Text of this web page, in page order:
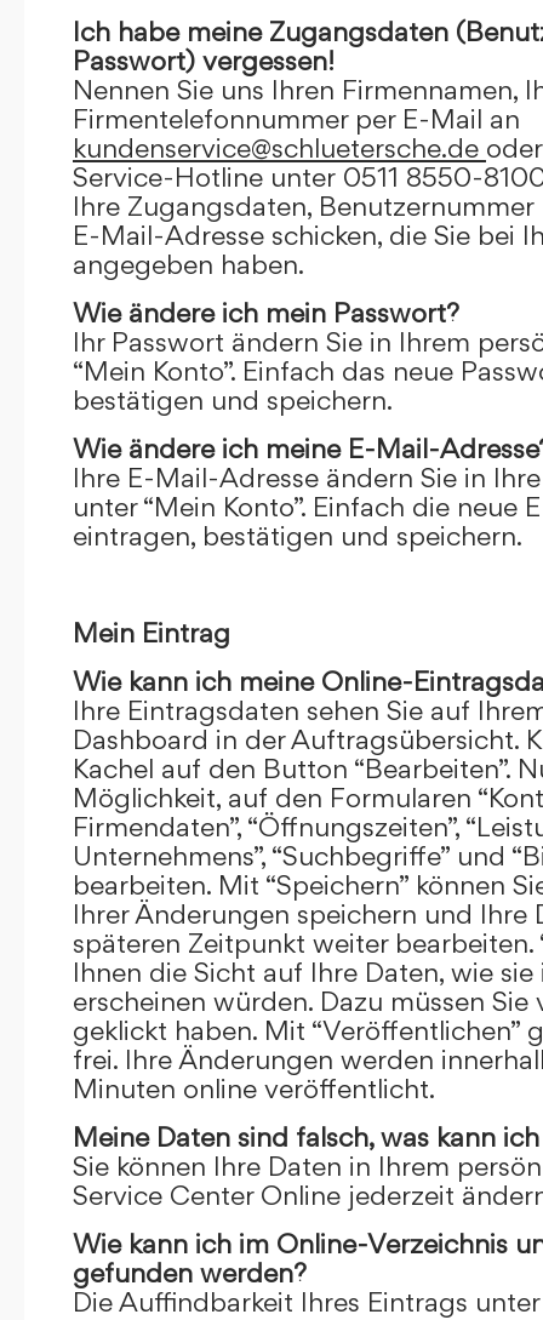
Ich habe meine Zugangsdaten
Passwort) vergessen!
Nennen Sie uns Ihren Firmennamen,
Firmentelefonnummer per E-Mail an
kundenservice@schluetersche.de
Service-Hotline unter 0511 8550-
Ihre Zugangsdaten,
E-Mail-Adresse schicken, die Sie bei
angegeben haben.
Wie ändere ich mein Passwort?
Ihr Passwort ändern Sie in Ihrem
“Mein Konto”. Einfach das neue
bestätigen und speichern.
Wie ändere ich meine E-Mail-
Ihre E-Mail-Adresse ändern Sie in
unter “Mein Konto”. Einfach die neue
eintragen, bestätigen und speichern.
Mein Eintrag
Wie kann ich meine Online-
Ihre Eintragsdaten sehen Sie auf
Dashboard in der Auftragsübersicht.
Kachel auf den Button “Bearbeiten”.
Möglichkeit, auf den Formularen
Firmendaten”, “Öffnungszeiten”,
Unternehmens”, “Suchbegriffe” und
bearbeiten. Mit “Speichern” können
Ihrer Änderungen speichern und Ihre
späteren Zeitpunkt weiter bearbeiten.
Ihnen die Sicht auf Ihre Daten, wie
erscheinen würden. Dazu müssen Sie
geklickt haben. Mit “Veröffentlichen”
frei. Ihre Änderungen werden
Minuten online veröffentlicht.
Meine Daten sind falsch, was kann
Sie können Ihre Daten in Ihrem
Service Center Online jederzeit
Wie kann ich im Online-Verzeichnis
gefunden werden?
Die Auffindbarkeit Ihres Eintrags